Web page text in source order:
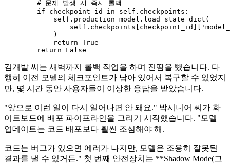
# 문제 발생 시 즉시 롤백
if checkpoint_id in self .checkpoints:
self .production_model.load_state_dict(
self .checkpoints[checkpoint_id][
            )
return True
return
False
김개발 씨는 새벽까지 롤백 작업을 하며 진땀을 뺐습니다. 다
행히 이전 모델의 체크포인트가 남아 있어서 복구할 수 있었지
만, 몇 시간 동안 사용자들이 이상한 응답을 받았습니다.
"앞으로 이런 일이 다시 일어나면 안 돼요." 박시니어 씨가 화
이트보드에 배포 파이프라인을 그리기 시작했습니다. "모델
업데이트는 코드 배포보다 훨씬 조심해야 해.
코드는 버그가 있으면 에러가 나지만, 모델은 조용히 잘못된
결과를 낼 수 있거든." 첫 번째 안전장치는 **Shadow Mode(그